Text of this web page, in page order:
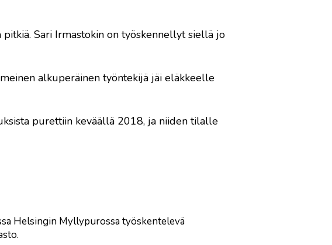
Sari Irmastokin on työskennellyt siellä jo
alkuperäinen työntekijä jäi eläkkeelle
purettiin keväällä 2018, ja niiden tilalle
Helsingin Myllypurossa työskentelevä